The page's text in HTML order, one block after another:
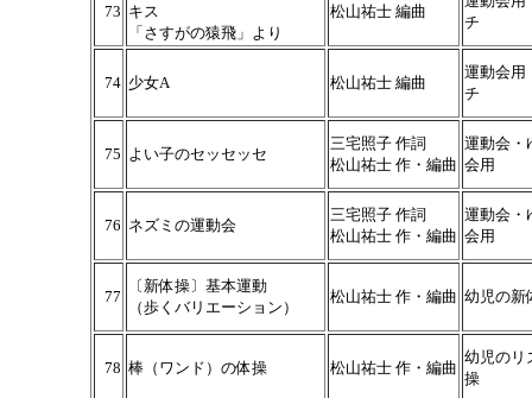
73 キス
「さすがの猿飛」より
松山祐士 編曲
チ
74 少女A 松山祐士 編曲
運動会用
チ
75 よい子のセッセッセ
三宅照子 作詞
松山祐士 作・編曲
運動会・
会用
76 ネズミの運動会
三宅照子 作詞
松山祐士 作・編曲
運動会・
会用
77
〔新体操〕基本運動
（歩くバリエーション）
松山祐士 作・編曲 幼児の新
78 棒（ワンド）の体操 松山祐士 作・編曲
幼児のリ
操